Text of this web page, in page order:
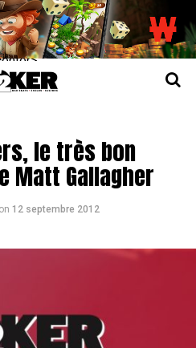
le très bon
Matt Gallagher
on 12 septembre 2012